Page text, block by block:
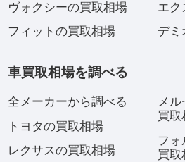
ヴォクシーの買取相場
フィットの買取相場
エク
デミ
車買取相場を調べる
全メーカーから調べる
トヨタの買取相場
レクサスの買取相場
メ
買取
フォ
買取